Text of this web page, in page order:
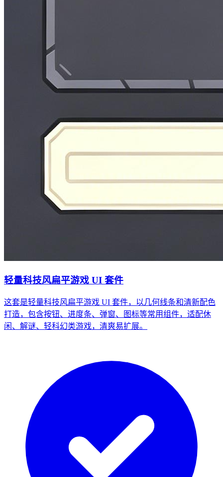
轻量科技风扁平游戏 UI 套件
这套是轻量科技风扁平游戏 UI 套件，以几何线条和清新配色
打造，包含按钮、进度条、弹窗、图标等常用组件，适配休
闲、解谜、轻科幻类游戏，清爽易扩展。